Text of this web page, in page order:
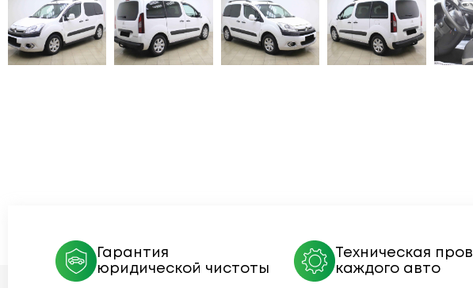
Гарантия
юридической чистоты
Техническая
каждого авто